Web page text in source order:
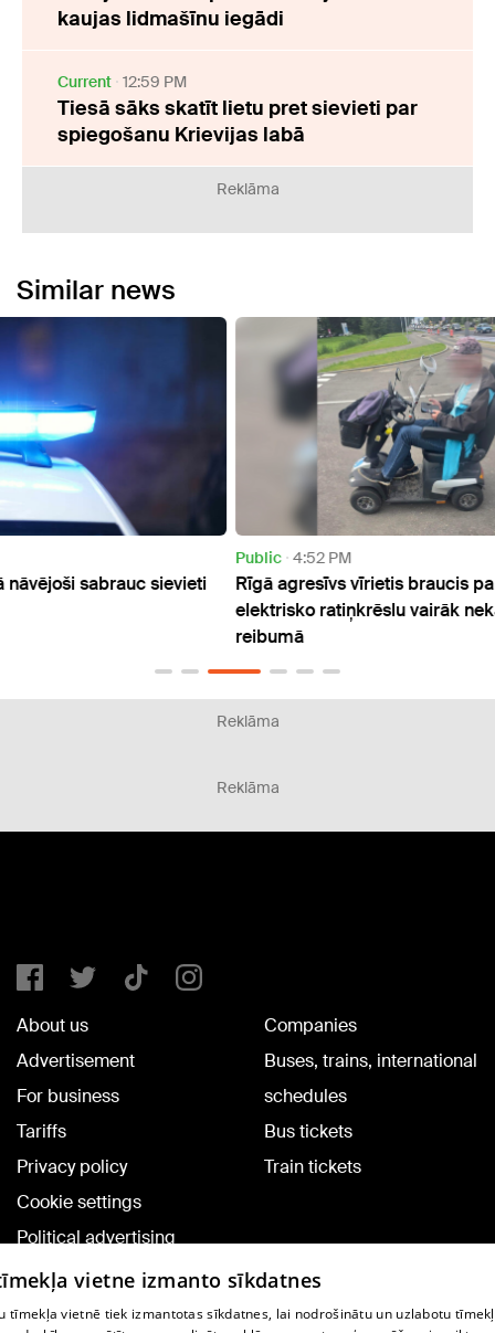
kaujas lidmašīnu iegādi
Current 12:59 PM
Tiesā sāks skatīt lietu pret sievieti par
spiegošanu Krievijas labā
Reklāma
Similar news
Rīgā agresīvs vīrietis braucis pa ielu ar
elektrisko ratiņkrēslu vairāk nekā 5 promiļu
Reklāma
Reklāma
About us
Advertisement
For business
Tariffs
Privacy policy
Cookie settings
Political advertising
Cookie policy
Commenting terms
Companies
Buses, trains, international
schedules
Bus tickets
Train tickets
vietne izmanto sīkdatnes
tīmekļa vietnē tiek izmantotas sīkdatnes, lai nodrošinātu un uzlabotu